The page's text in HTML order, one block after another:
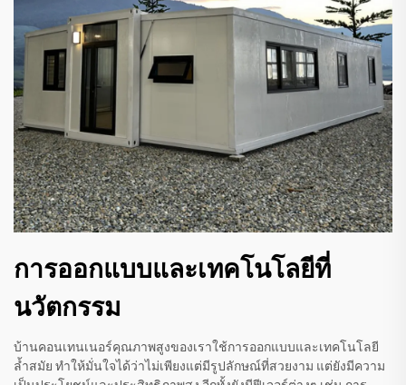
การออกแบบและเทคโนโลยีที่
นวัตกรรม
บ้านคอนเทนเนอร์คุณภาพสูงของเราใช้การออกแบบและเทคโนโลยี
ล้ำสมัย ทำให้มั่นใจได้ว่าไม่เพียงแต่มีรูปลักษณ์ที่สวยงาม แต่ยังมีความ